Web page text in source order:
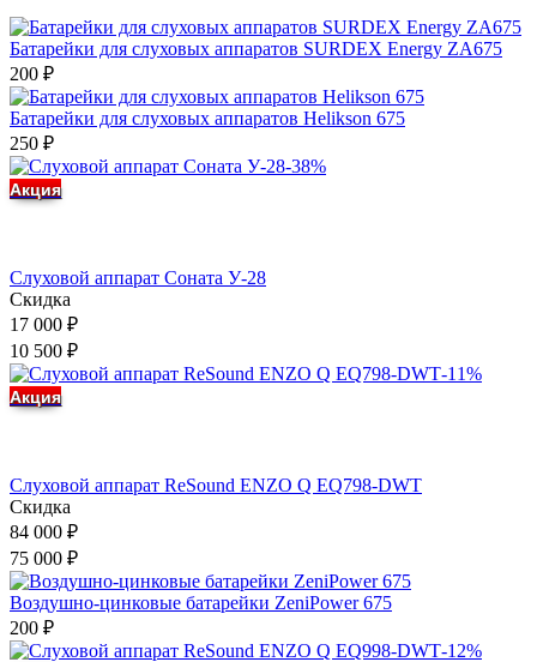
Батарейки для слуховых аппаратов SURDEX Energy ZA675
200 ₽
Батарейки для слуховых аппаратов Helikson 675
250 ₽
-38%
Акция
Слуховой аппарат Соната У-28
Скидка
17 000 ₽
10 500 ₽
-11%
Акция
Слуховой аппарат ReSound ENZO Q EQ798-DWT
Скидка
84 000 ₽
75 000 ₽
Воздушно-цинковые батарейки ZeniPower 675
200 ₽
-12%